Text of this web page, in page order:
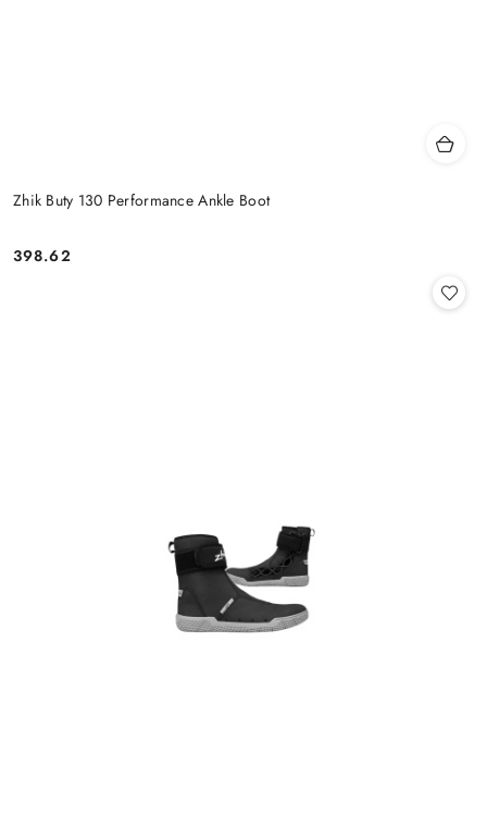
Zhik Buty 130 Performance Ankle Boot
Cena:
398.62